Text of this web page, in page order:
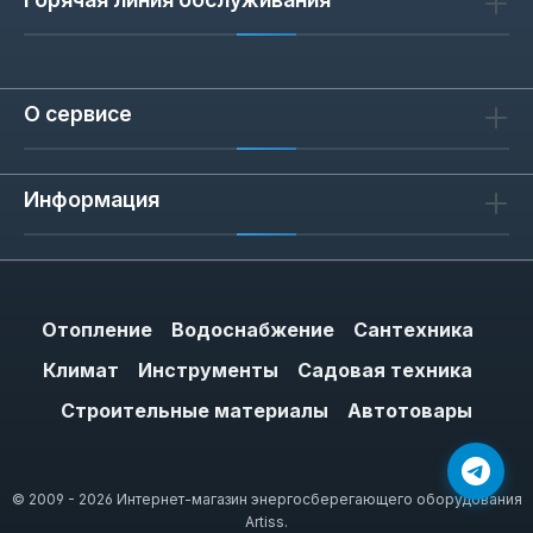
О сервисе
Информация
Отопление Водоснабжение
Сантехника
Климат
Инструменты
Садовая техника
Строительные материалы
Автотовары
© 2009 - 2026 Интернет-магазин энергосберегающего оборудования
Artiss.